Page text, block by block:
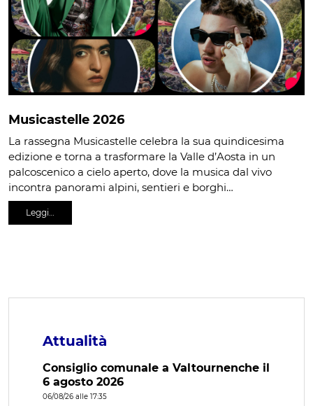
Musicastelle 2026
La rassegna Musicastelle celebra la sua quindicesima
edizione e torna a trasformare la Valle d’Aosta in un
palcoscenico a cielo aperto, dove la musica dal vivo
incontra panorami alpini, sentieri e borghi…
Leggi…
Attualità
Consiglio comunale a Valtournenche il
6 agosto 2026
06/08/26 alle 17:35